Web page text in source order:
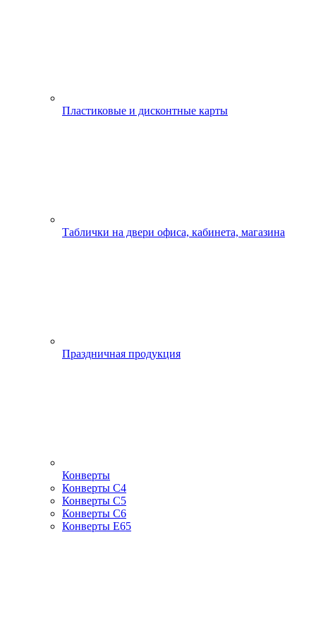
Пластиковые и дисконтные карты
Таблички на двери офиса, кабинета, магазина
Праздничная продукция
Конверты
Конверты С4
Конверты С5
Конверты С6
Конверты Е65